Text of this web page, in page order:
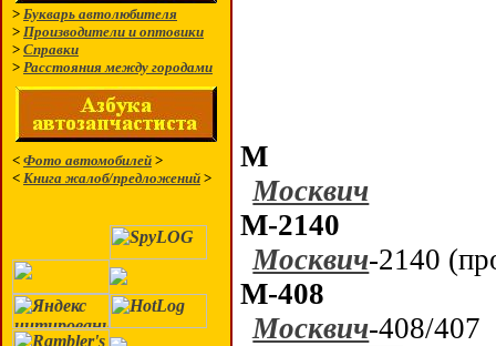
> Букварь автолюбителя
> Производители и оптовики
> Справки
> Расстояния между городами
< Фото автомобилей >
< Книга жалоб/предложений >
М
Москвич
М-2140
Москвич-2140
М-408
Москвич-408/407